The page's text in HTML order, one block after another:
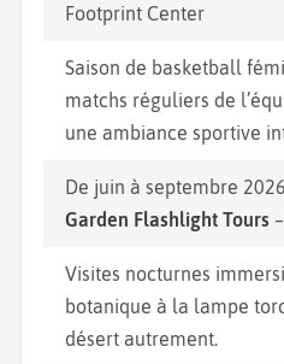
Footprint Center
Saison de basketball
matchs réguliers de
une ambiance sportive
De juin à septembre
Garden Flashlight Tours
Visites nocturnes
botanique à la lampe
désert autrement.